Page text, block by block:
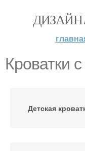
ДИЗАЙН
Кроватки
Детская